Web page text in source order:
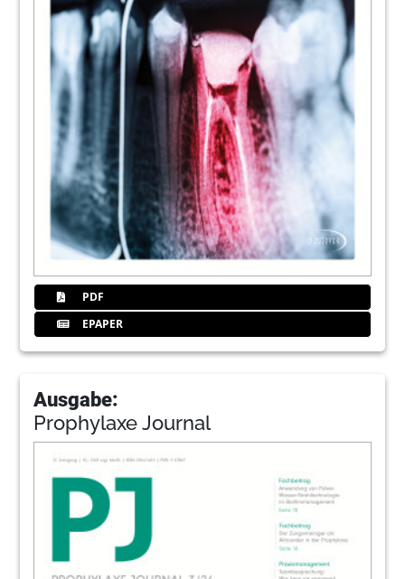
PDF
EPAPER
Ausgabe:
Prophylaxe Journal